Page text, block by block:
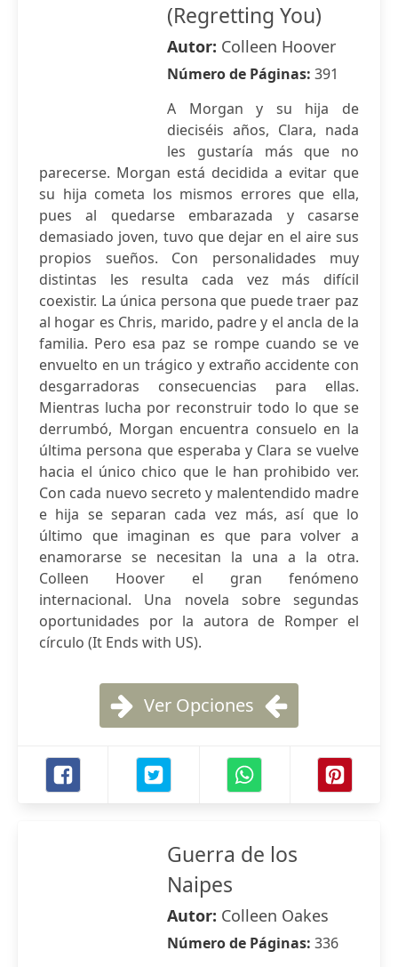
(Regretting You)
Autor: Colleen Hoover
Número de Páginas: 391
A Morgan y su hija de
dieciséis años, Clara, nada
les gustaría más que no
parecerse. Morgan está decidida a evitar que
su hija cometa los mismos errores que ella,
pues al quedarse embarazada y casarse
demasiado joven, tuvo que dejar en el aire sus
propios sueños. Con personalidades muy
distintas les resulta cada vez más difícil
coexistir. La única persona que puede traer paz
al hogar es Chris, marido, padre y el ancla de la
familia. Pero esa paz se rompe cuando se ve
envuelto en un trágico y extraño accidente con
desgarradoras consecuencias para ellas.
Mientras lucha por reconstruir todo lo que se
derrumbó, Morgan encuentra consuelo en la
última persona que esperaba y Clara se vuelve
hacia el único chico que le han prohibido ver.
Con cada nuevo secreto y malentendido madre
e hija se separan cada vez más, así que lo
último que imaginan es que para volver a
enamorarse se necesitan la una a la otra.
Colleen Hoover el gran fenómeno
internacional. Una novela sobre segundas
oportunidades por la autora de Romper el
círculo (It Ends with US).
Ver Opciones
Guerra de los
Naipes
Autor: Colleen Oakes
Número de Páginas: 336